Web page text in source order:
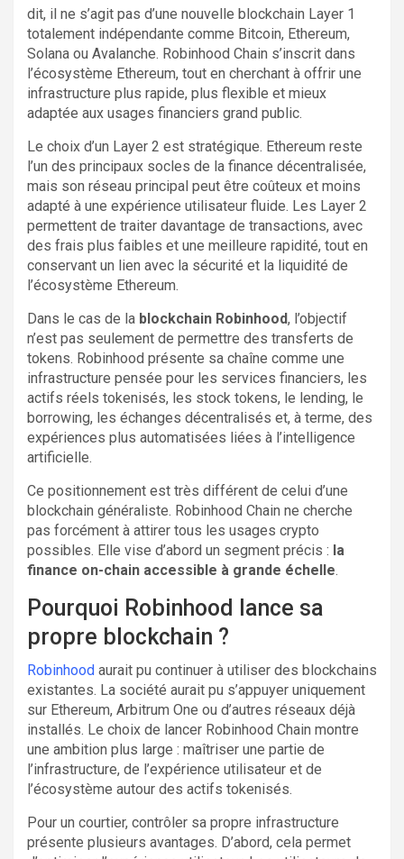
dit, il ne s’agit pas d’une nouvelle blockchain Layer 1
totalement indépendante comme Bitcoin, Ethereum,
Solana ou Avalanche. Robinhood Chain s’inscrit dans
l’écosystème Ethereum, tout en cherchant à offrir une
infrastructure plus rapide, plus flexible et mieux
adaptée aux usages financiers grand public.
Le choix d’un Layer 2 est stratégique. Ethereum reste
l’un des principaux socles de la finance décentralisée,
mais son réseau principal peut être coûteux et moins
adapté à une expérience utilisateur fluide. Les Layer 2
permettent de traiter davantage de transactions, avec
des frais plus faibles et une meilleure rapidité, tout en
conservant un lien avec la sécurité et la liquidité de
l’écosystème Ethereum.
Dans le cas de la blockchain Robinhood, l’objectif
n’est pas seulement de permettre des transferts de
tokens. Robinhood présente sa chaîne comme une
infrastructure pensée pour les services financiers, les
actifs réels tokenisés, les stock tokens, le lending, le
borrowing, les échanges décentralisés et, à terme, des
expériences plus automatisées liées à l’intelligence
artificielle.
Ce positionnement est très différent de celui d’une
blockchain généraliste. Robinhood Chain ne cherche
pas forcément à attirer tous les usages crypto
possibles. Elle vise d’abord un segment précis : la
finance on-chain accessible à grande échelle.
Pourquoi Robinhood lance sa
propre blockchain ?
Robinhood aurait pu continuer à utiliser des blockchains
existantes. La société aurait pu s’appuyer uniquement
sur Ethereum, Arbitrum One ou d’autres réseaux déjà
installés. Le choix de lancer Robinhood Chain montre
une ambition plus large : maîtriser une partie de
l’infrastructure, de l’expérience utilisateur et de
l’écosystème autour des actifs tokenisés.
Pour un courtier, contrôler sa propre infrastructure
présente plusieurs avantages. D’abord, cela permet